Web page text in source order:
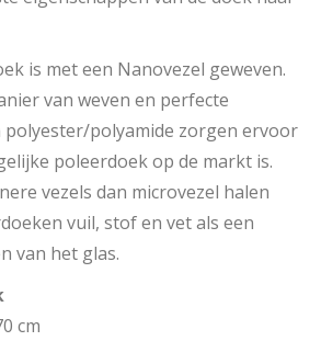
is met een Nanovezel geweven.
van weven en perfecte
polyester/polyamide zorgen ervoor
poleerdoek op de markt is.
vezels dan microvezel halen
vuil, stof en vet als een
van het glas.
cm